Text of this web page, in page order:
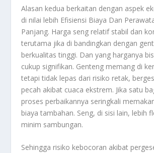
Alasan kedua berkaitan dengan aspek
di nilai lebih Efisiensi Biaya Dan
Panjang. Harga seng relatif stabil dan
terutama jika di bandingkan dengan
berkualitas tinggi. Dan yang harganya
cukup signifikan. Genteng memang di
tetapi tidak lepas dari risiko retak,
pecah akibat cuaca ekstrem. Jika satu
proses perbaikannya seringkali
biaya tambahan. Seng, di sisi lain, lebih
minim sambungan.
Sehingga risiko kebocoran akibat